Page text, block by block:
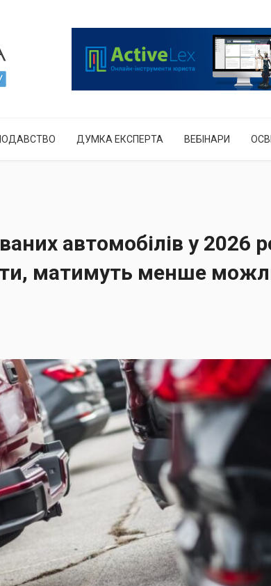
ДУМКА ЕКСПЕРТА ВЕБІНАРИ
автомобілів у 2026
матимуть менше